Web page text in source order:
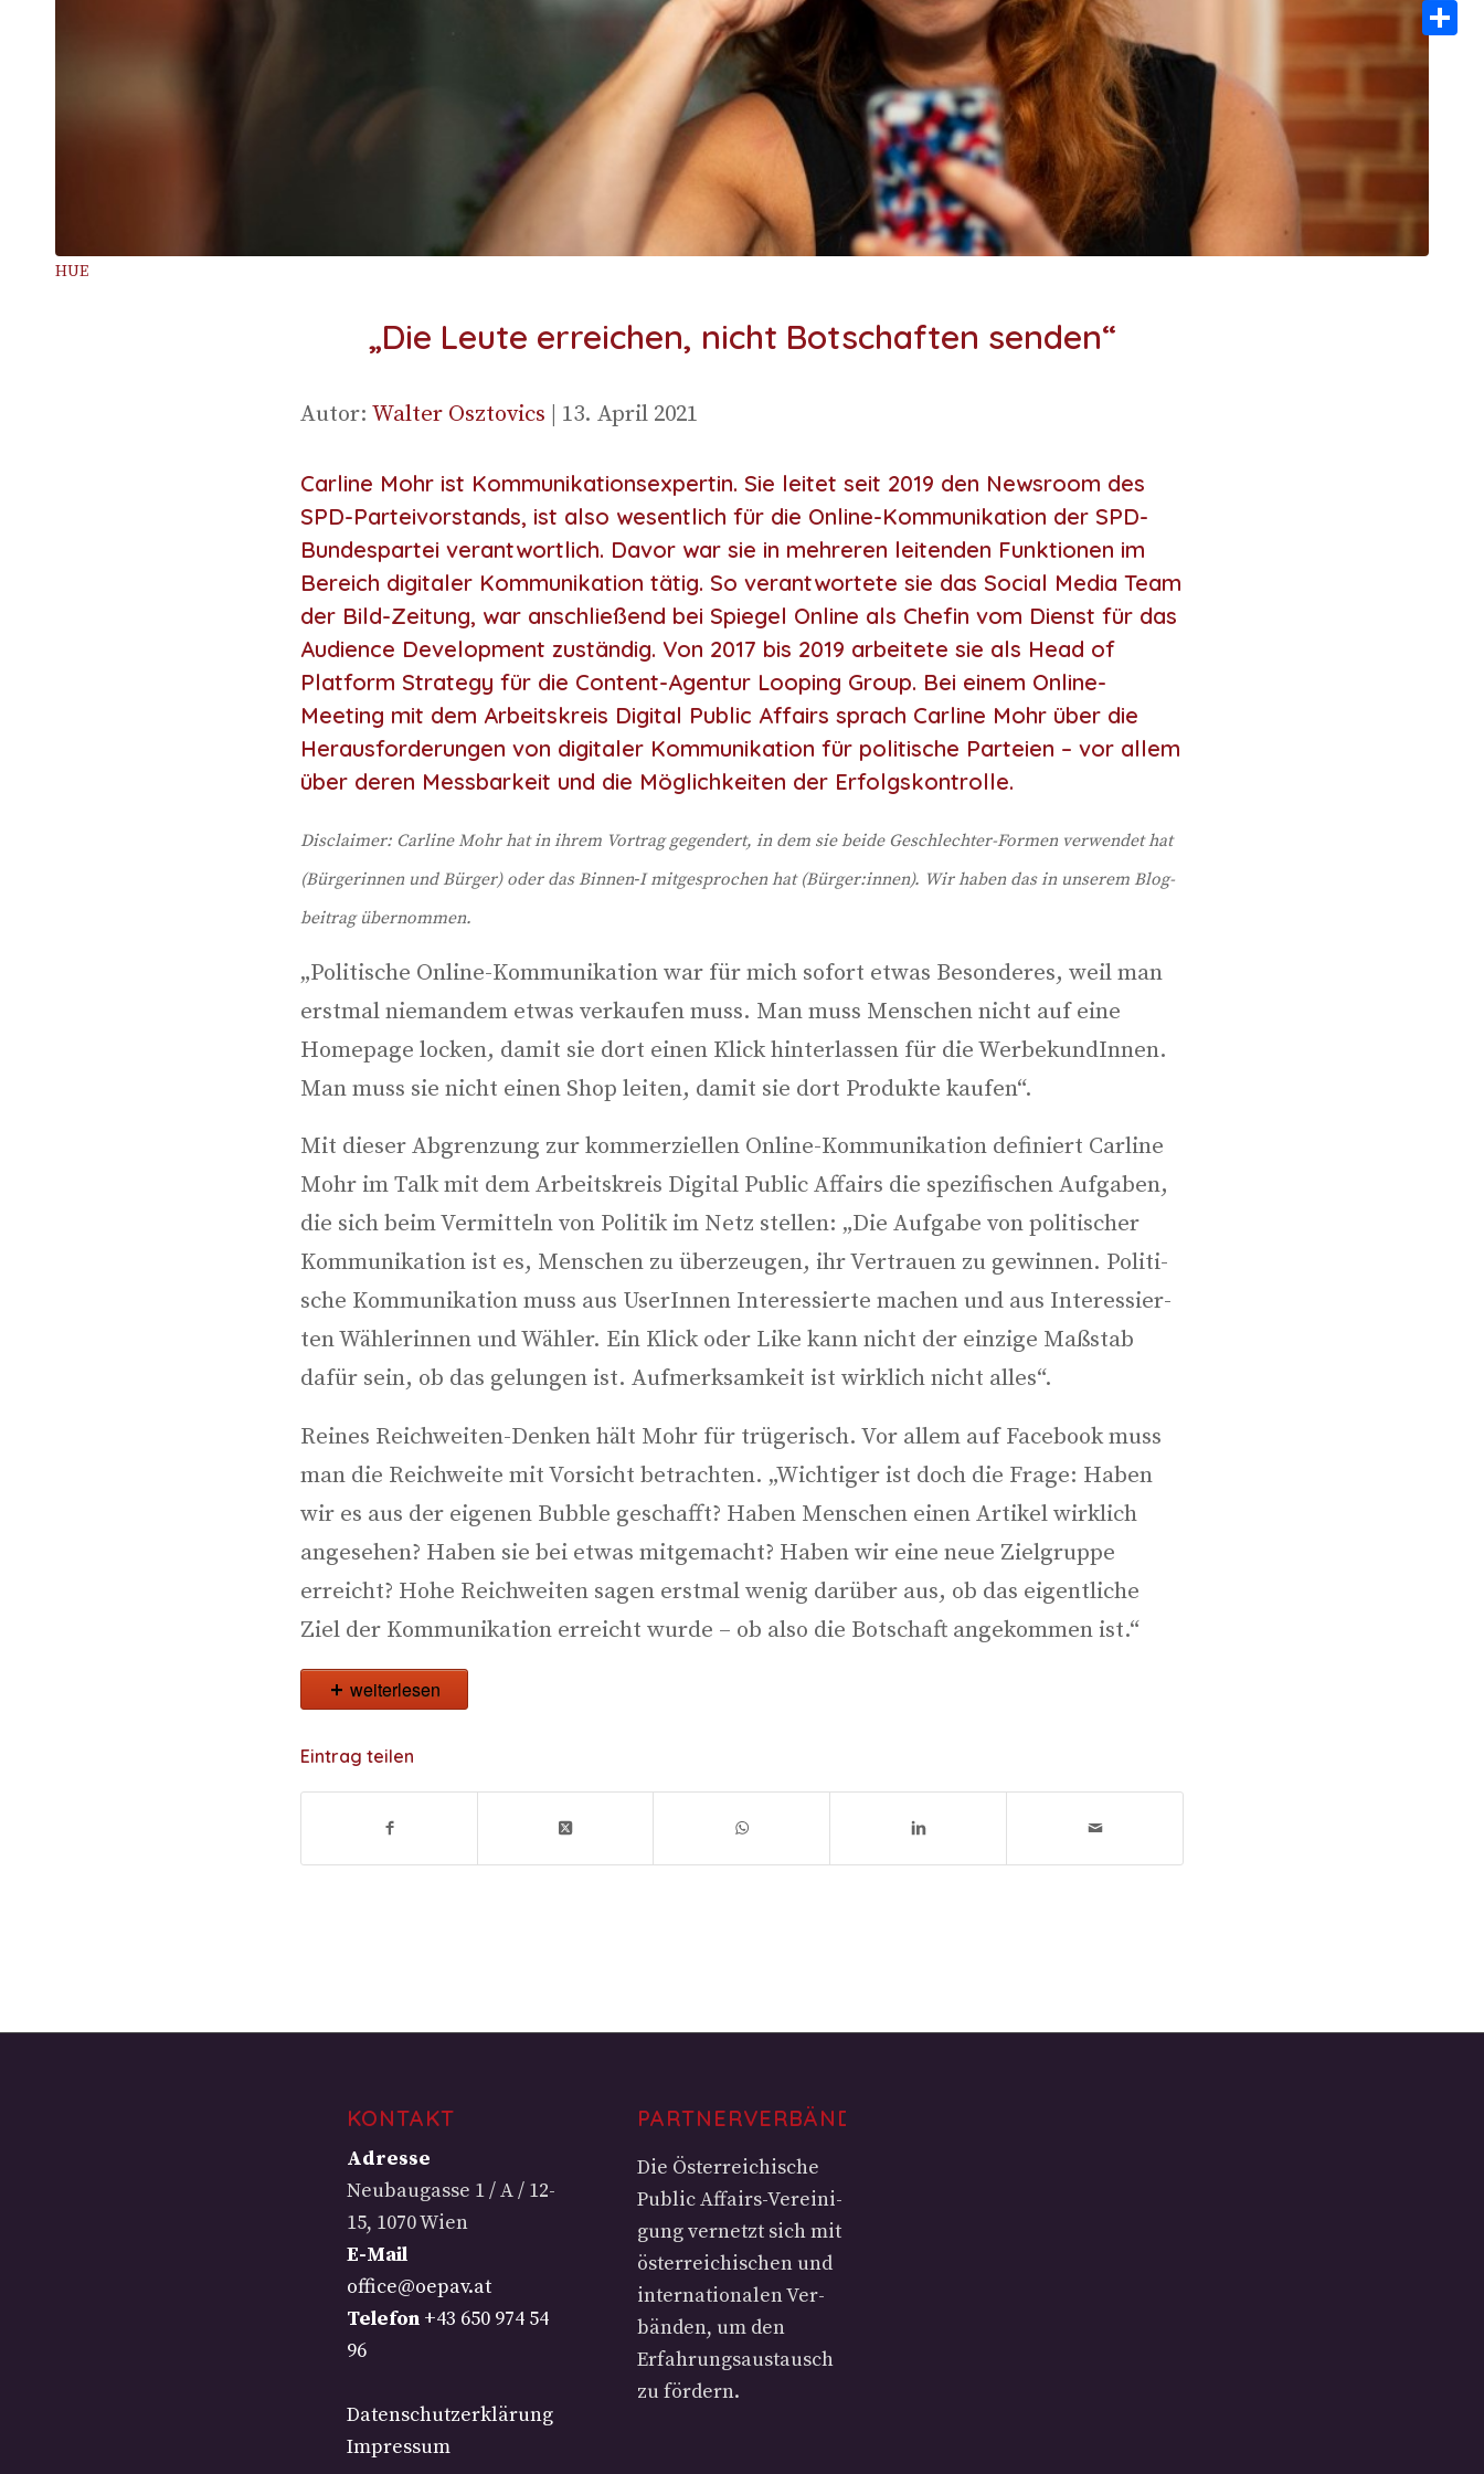
HUE
„Die Leute erreichen, nicht Botschaften senden“
Autor: Wal­ter Osz­to­vics | 13. April 2021
Carline Mohr ist Kommunikationsexpertin. Sie leitet seit 2019 den Newsroom des
SPD-Parteivorstands, ist also wesentlich für die Online-Kommunikation der SPD-
Bundespartei verantwortlich. Davor war sie in mehreren leitenden Funktionen im
Bereich digitaler Kommunikation tätig. So verantwortete sie das Social Media Team
der Bild-Zeitung, war anschließend bei Spiegel Online als Chefin vom Dienst für das
Audience Development zuständig. Von 2017 bis 2019 arbeitete sie als Head of
Platform Strategy für die Content-Agentur Looping Group. Bei einem Online-
Meeting mit dem Arbeitskreis Digital Public Affairs sprach Carline Mohr über die
Herausforderungen von digitaler Kommunikation für politische Parteien – vor allem
über deren Messbarkeit und die Möglichkeiten der Erfolgskontrolle.
Dis­clai­mer: Car­line Mohr hat in ihrem Vor­trag gegen­dert, in dem sie bei­de Geschlech­ter-For­men ver­wen­det hat
(Bür­ge­rin­nen und Bür­ger) oder das Binnen‑I mit­ge­spro­chen hat (Bürger:innen). Wir haben das in unse­rem Blog­
bei­trag übernommen.
„Poli­ti­sche Online-Kom­mu­ni­ka­ti­on war für mich sofort etwas Beson­de­res, weil man
erst­mal nie­man­dem etwas ver­kau­fen muss. Man muss Men­schen nicht auf eine
Home­page locken, damit sie dort einen Klick hin­ter­las­sen für die Wer­be­kun­dIn­nen.
Man muss sie nicht einen Shop lei­ten, damit sie dort Pro­duk­te kaufen“.
Mit die­ser Abgren­zung zur kom­mer­zi­el­len Online-Kom­mu­ni­ka­ti­on defi­niert Car­line
Mohr im Talk mit dem Arbeits­kreis Digi­tal Public Affairs die spe­zi­fi­schen Auf­ga­ben,
die sich beim Ver­mit­teln von Poli­tik im Netz stel­len: „Die Auf­ga­be von poli­ti­scher
Kom­mu­ni­ka­ti­on ist es, Men­schen zu über­zeu­gen, ihr Ver­trau­en zu gewin­nen. Poli­ti­
sche Kom­mu­ni­ka­ti­on muss aus Use­rIn­nen Inter­es­sier­te machen und aus Inter­es­sier­
ten Wäh­le­rin­nen und Wäh­ler. Ein Klick oder Like kann nicht der ein­zi­ge Maß­stab
dafür sein, ob das gelun­gen ist. Auf­merk­sam­keit ist wirk­lich nicht alles“.
Rei­nes Reich­wei­ten-Den­ken hält Mohr für trü­ge­risch. Vor allem auf Face­book muss
man die Reich­wei­te mit Vor­sicht betrach­ten. „Wich­ti­ger ist doch die Fra­ge: Haben
wir es aus der eige­nen Bubble geschafft? Haben Men­schen einen Arti­kel wirk­lich
ange­se­hen? Haben sie bei etwas mit­ge­macht? Haben wir eine neue Ziel­grup­pe
erreicht? Hohe Reich­wei­ten sagen erst­mal wenig dar­über aus, ob das eigent­li­che
Ziel der Kom­mu­ni­ka­ti­on erreicht wur­de – ob also die Bot­schaft ange­kom­men ist.“
weiterlesen
Eintrag teilen
KONTAKT
Adresse
Neubaugasse 1 / A / 12-
15, 1070 Wien
E-Mail
office@oepav.at
Telefon +43 650 974 54
96
Datenschutzerklärung
Impressum
PARTNERVERBÄNDE
Die Öster­rei­chi­sche
Public Affairs-Ver­ei­ni­
gung ver­netzt sich mit
öster­rei­chi­schen und
inter­na­tio­na­len Ver­
bän­den, um den
Erfah­rungs­aus­tausch
zu fördern.
Email